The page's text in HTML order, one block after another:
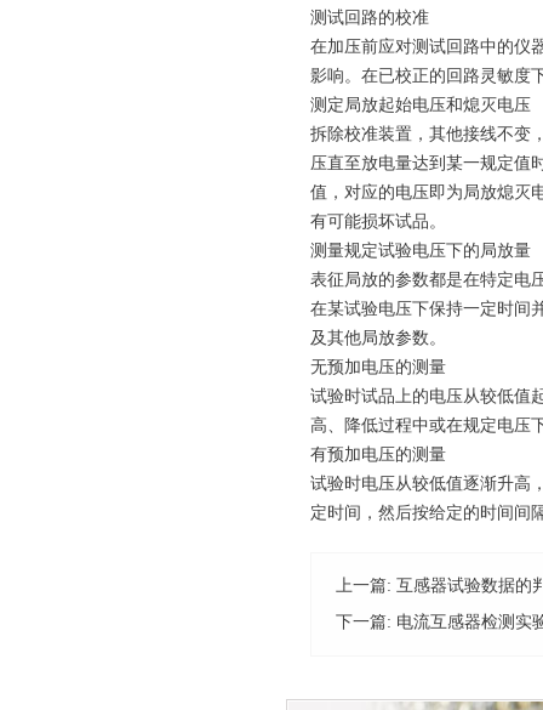
测试回路的校准
在加压前应对测试回路中的仪
影响。在已校正的回路灵敏度
测定局放起始电压和熄灭电压
拆除校准装置，其他接线不变
压直至放电量达到某一规定值
值，对应的电压即为局放熄灭
有可能损坏试品。
测量规定试验电压下的局放量
表征局放的参数都是在特定电
在某试验电压下保持一定时间
及其他局放参数。
无预加电压的测量
试验时试品上的电压从较低值
高、降低过程中或在规定电压
有预加电压的测量
试验时电压从较低值逐渐升高
定时间，然后按给定的时间间
上一篇: 互感器试验数据的
下一篇: 电流互感器检测实